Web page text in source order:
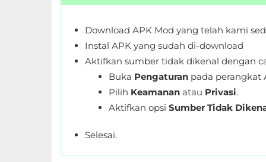
Download APK Mod yang telah kami
Instal APK yang sudah di-download
Aktifkan sumber tidak dikenal dengan
Buka Pengaturan pada perangkat
Pilih Keamanan atau Privasi.
Aktifkan opsi Sumber Tidak
Selesai.